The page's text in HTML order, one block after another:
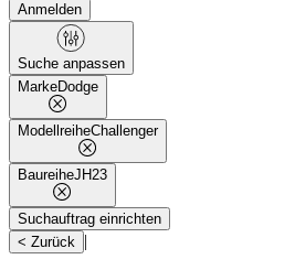
Anmelden
Suche anpassen
MarkeDodge
ModellreiheChallenger
BaureiheJH23
Suchauftrag einrichten
< Zurück |